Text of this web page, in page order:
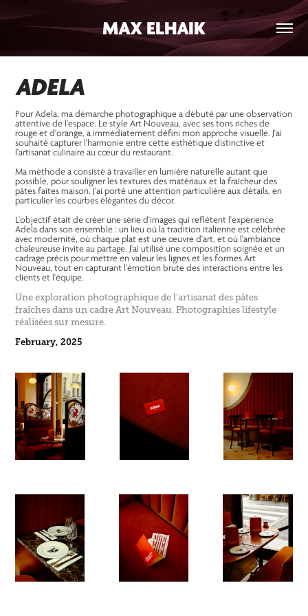
MAX ELHAIK
ADELA
Pour Adela, ma démarche photographique a débuté par une observation
attentive de l'espace. Le style Art Nouveau, avec ses tons riches de
rouge et d'orange, a immédiatement défini mon approche visuelle. J'ai
souhaité capturer l'harmonie entre cette esthétique distinctive et
l'artisanat culinaire au cœur du restaurant.
Ma méthode a consisté à travailler en lumière naturelle autant que
possible, pour souligner les textures des matériaux et la fraîcheur des
pâtes faites maison. J'ai porté une attention particulière aux détails, en
particulier les courbes élégantes du décor.
L'objectif était de créer une série d'images qui reflètent l'expérience
Adela dans son ensemble : un lieu où la tradition italienne est célébrée
avec modernité, où chaque plat est une œuvre d'art, et où l'ambiance
chaleureuse invite au partage. J'ai utilisé une composition soignée et un
cadrage précis pour mettre en valeur les lignes et les formes Art
Nouveau, tout en capturant l'émotion brute des interactions entre les
clients et l'équipe.
Une exploration photographique de l'artisanat des pâtes
fraîches dans un cadre Art Nouveau. Photographies lifestyle
réalisées sur mesure.
February, 2025